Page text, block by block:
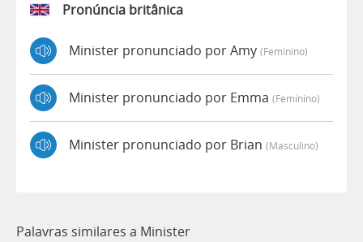
Pronúncia britânica
Minister pronunciado por Amy (feminino)
Minister pronunciado por Emma (feminino)
Minister pronunciado por Brian (masculino)
Palavras similares a Minister